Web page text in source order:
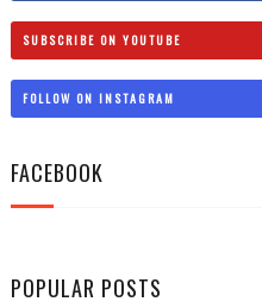
SUBSCRIBE ON YOUTUBE
FOLLOW ON INSTAGRAM
FACEBOOK
POPULAR POSTS